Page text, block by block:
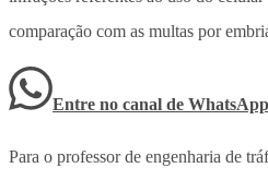
comparação com as multas por
Entre no canal de WhatsApp
Para o professor de engenharia de